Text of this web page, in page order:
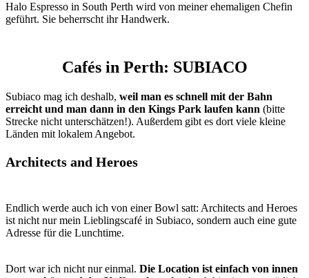
Halo Espresso in South Perth wird von meiner ehemaligen Chefin
geführt. Sie beherrscht ihr Handwerk.
Cafés in Perth: SUBIACO
Subiaco mag ich deshalb, weil man es schnell mit der Bahn
erreicht und man dann in den Kings Park laufen kann (bitte
Strecke nicht unterschätzen!). Außerdem gibt es dort viele kleine
Länden mit lokalem Angebot.
Architects and Heroes
Endlich werde auch ich von einer Bowl satt: Architects and Heroes
ist nicht nur mein Lieblingscafé in Subiaco, sondern auch eine gute
Adresse für die Lunchtime.
Dort war ich nicht nur einmal. Die Location ist einfach von innen